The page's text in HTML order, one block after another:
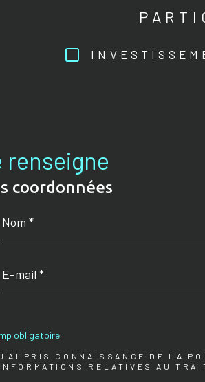
renseigne
coordonnées
*
mail
*
PRIS CONNAISSANCE DE LA
INFORMATIONS RELATIVES AU
obligatoire